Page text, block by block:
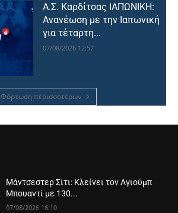
Α.Σ. Καρδίτσας ΙΑΠΩΝΙΚΗ:
Ανανέωση με την Ιαπωνική
για τέταρτη...
07/08/2026 12:57
Φόρτωση περισσοτέρων
Μάντσεστερ Σίτι: Κλείνει τον Αγιούμπ
Μπουαντί με 130...
07/08/2026 16:10